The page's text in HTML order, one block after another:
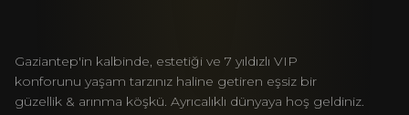
Gaziantep'in kalbinde, estetiği ve 7 yıldızlı VIP
konforunu yaşam tarzınız haline getiren eşsiz bir
güzellik & arınma köşkü. Ayrıcalıklı dünyaya hoş geldiniz.